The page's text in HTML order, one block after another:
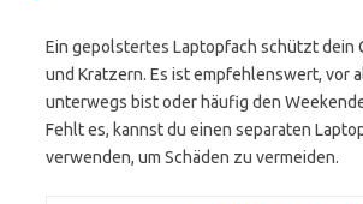
Ein gepolstertes Laptopfach schützt dein
und Kratzern. Es ist empfehlenswert, vor
unterwegs bist oder häufig den
Fehlt es, kannst du einen separaten
verwenden, um Schäden zu vermeiden.